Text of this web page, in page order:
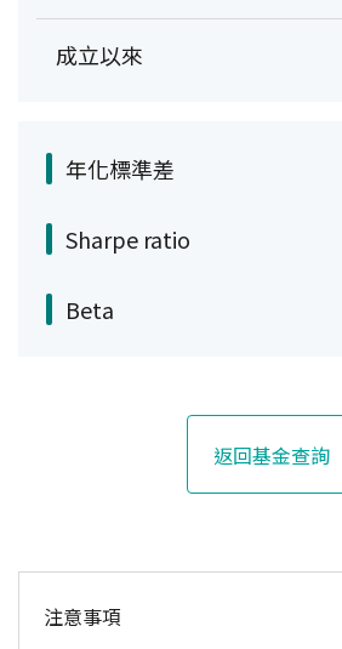
成立以來
年化標準差
Sharpe ratio
Beta
返回基金查詢
注意事項